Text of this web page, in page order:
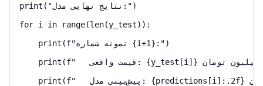
print("نتایج نهایی مدل:")
for i in range(len(y_test)):
    print(f"نمونه شماره {i+1}:")
    print(f"   قیمت واقعی: {y_test[i]} میلیون تومان")
    print(f"   پیش‌بینی مدل: {predictions[i]:.2f} میلیون تومان")